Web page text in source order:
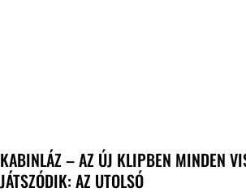
KABINLÁZ – AZ ÚJ KLIPBEN MINDEN
JÁTSZÓDIK: AZ UTOLSÓ